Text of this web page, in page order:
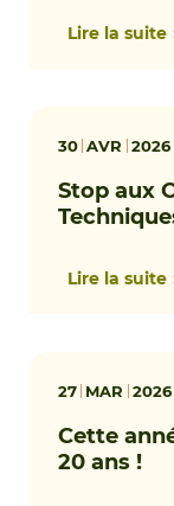
Lire la suite
30 AVR 2026
Stop aux
Lire la suite
27 MAR 2026
Cette
20 ans !